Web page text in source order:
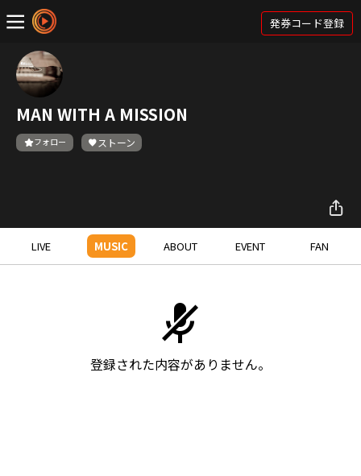
発券コード登録
MAN WITH A MISSION
フォロー ストーン
LIVE MUSIC ABOUT EVENT FAN
登録された内容がありません。